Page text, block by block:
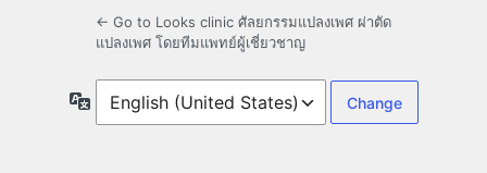
← Go to Looks clinic ศัลยกรรมแปลงเพศ ผ่าตัด
แปลงเพศ โดยทีมแพทย์ผู้เชี่ยวชาญ
Language